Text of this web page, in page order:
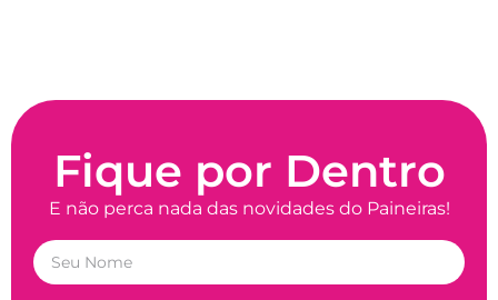
Fique por Dentro
E não perca nada das novidades do Paineiras!